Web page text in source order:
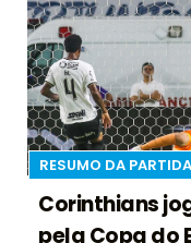
RESUMO DA PARTIDA
Corinthians
pela Copa do